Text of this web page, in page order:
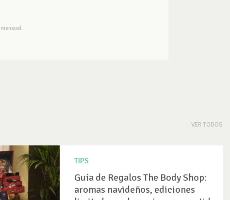
VER TODOS
TIPS
Guía de Regalos The Body Shop:
aromas navideños, ediciones